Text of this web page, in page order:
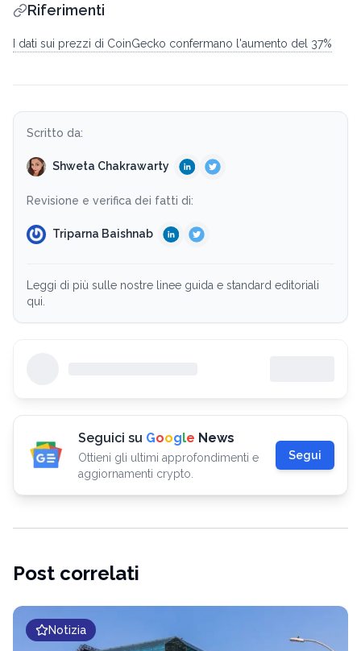
Riferimenti
I dati sui prezzi di CoinGecko confermano l'aumento del 37%
Scritto da:
Shweta Chakrawarty
Revisione e verifica dei fatti di:
Triparna Baishnab
Leggi di più sulle nostre linee guida e standard editoriali
qui.
Seguici su Google News
Ottieni gli ultimi approfondimenti e
aggiornamenti crypto.
Segui
Post correlati
Notizia